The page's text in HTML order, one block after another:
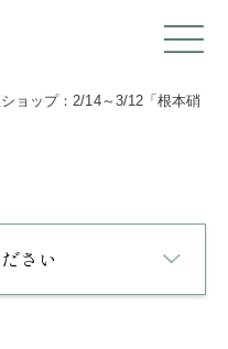
ョップ：2/14～3/12「根本硝
さい